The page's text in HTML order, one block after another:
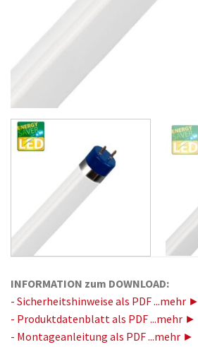
INFORMATION zum DOWNLOAD:
- Sicherheitshinweise als PDF ...mehr ►
- Produktdatenblatt als PDF ...mehr ►
- Montageanleitung als PDF ...mehr ►